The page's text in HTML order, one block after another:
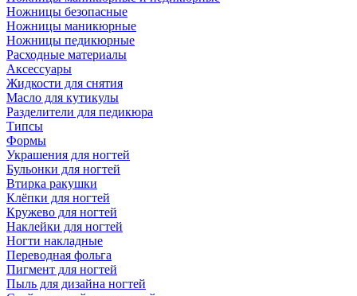
Ножницы безопасные
Ножницы маникюрные
Ножницы педикюрные
Расходные материалы
Аксессуары
Жидкости для снятия
Масло для кутикулы
Разделители для педикюра
Типсы
Формы
Украшения для ногтей
Бульонки для ногтей
Втирка ракушки
Клёпки для ногтей
Кружево для ногтей
Наклейки для ногтей
Ногти накладные
Переводная фольга
Пигмент для ногтей
Пыль для дизайна ногтей